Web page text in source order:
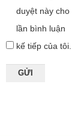
duyệt này cho
lần bình luận
kế tiếp của tôi.